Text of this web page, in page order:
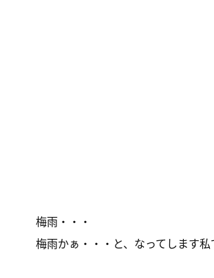
梅雨・・・
梅雨かぁ・・・と、なってします